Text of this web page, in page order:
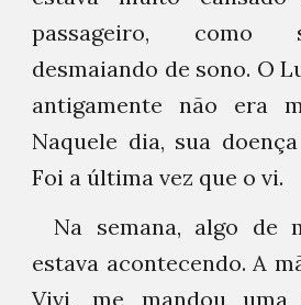
passageiro, como
desmaiando de sono. O
antigamente não era
Naquele dia, sua
Foi a última vez que o vi.
Na semana, algo de
estava acontecendo. A
Vivi, me mandou uma